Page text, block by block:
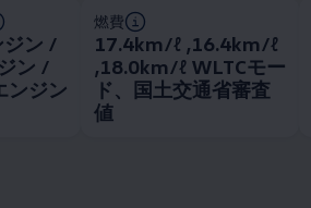
ジン /
ン /
ンジン
燃費
17.4km/ℓ ,16.4km/ℓ
,18.0km/ℓ WLTCモー
ド、国土交通省審査
値